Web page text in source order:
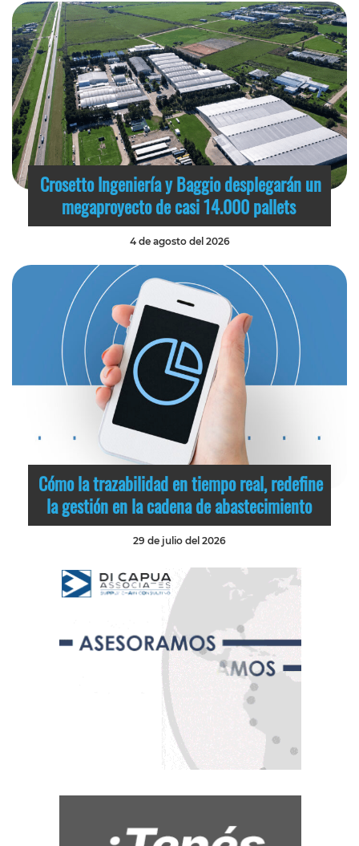
Crosetto Ingeniería y Baggio desplegarán un
megaproyecto de casi 14.000 pallets
4 de agosto del 2026
Cómo la trazabilidad en tiempo real, redefine
la gestión en la cadena de abastecimiento
29 de julio del 2026